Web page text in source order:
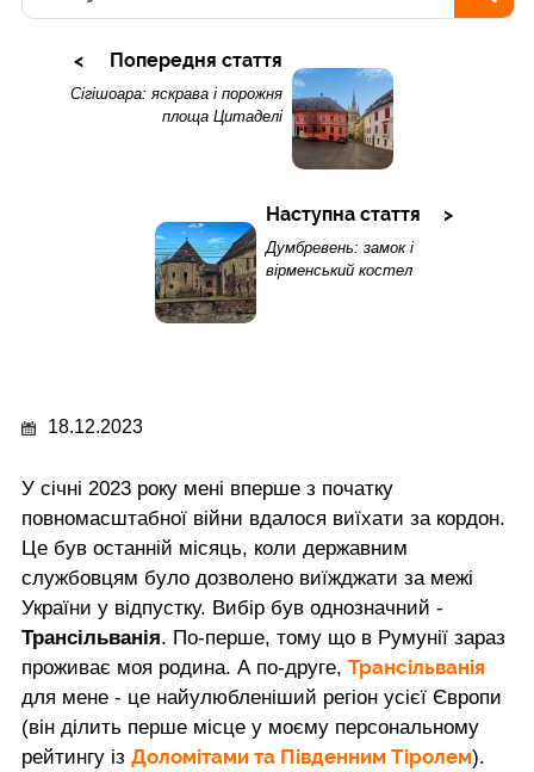
Попередня стаття
Сігішоара: яскрава і порожня
площа Цитаделі
Наступна стаття
Думбревень: замок і
вірменський костел
18.12.2023
У січні 2023 року мені вперше з початку
повномасштабної війни вдалося виїхати за кордон.
Це був останній місяць, коли державним
службовцям було дозволено виїжджати за межі
України у відпустку. Вибір був однозначний -
Трансільванія. По-перше, тому що в Румунії зараз
проживає моя родина. А по-друге, Трансільванія
для мене - це найулюбленіший регіон усієї Європи
(він ділить перше місце у моєму персональному
рейтингу із Доломітами та Південним Тіролем).